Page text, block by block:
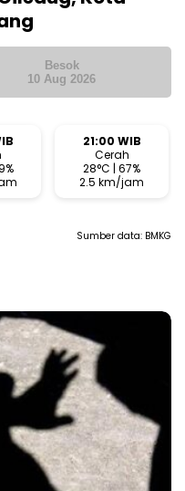
Besok
10 Aug 2026
21:00 WIB
Cerah
28°C | 67%
2.5 km/jam
Sumber data: BMKG